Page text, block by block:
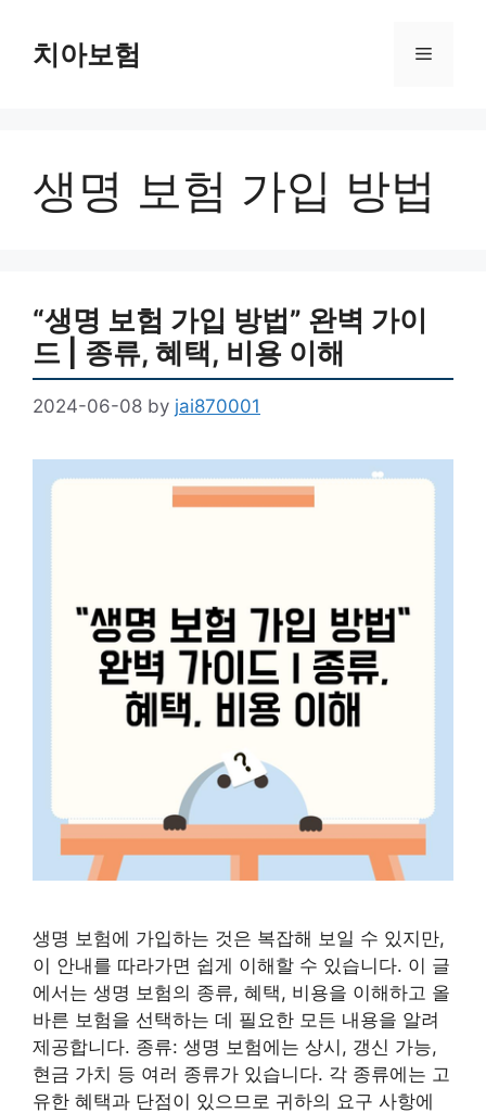
content치아보험 Menu
생명 보험 가입 방법
“생명 보험 가입 방법” 완벽 가이
드 | 종류, 혜택, 비용 이해
2024-06-08 by jai870001
생명 보험에 가입하는 것은 복잡해 보일 수 있지만,
이 안내를 따라가면 쉽게 이해할 수 있습니다. 이 글
에서는 생명 보험의 종류, 혜택, 비용을 이해하고 올
바른 보험을 선택하는 데 필요한 모든 내용을 알려
제공합니다. 종류: 생명 보험에는 상시, 갱신 가능,
현금 가치 등 여러 종류가 있습니다. 각 종류에는 고
유한 혜택과 단점이 있으므로 귀하의 요구 사항에